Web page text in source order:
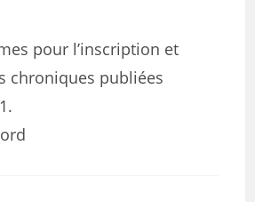
pour l’inscription et
chroniques publiées